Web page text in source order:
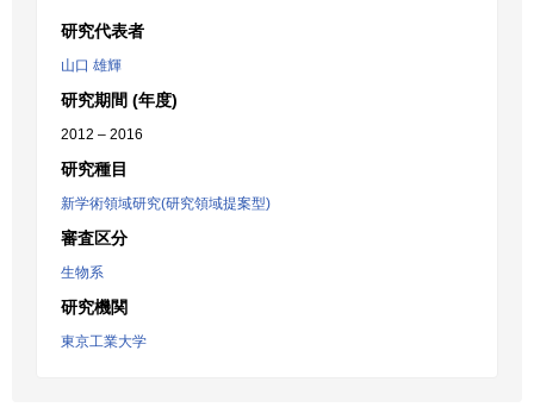
研究代表者
山口 雄輝
研究期間 (年度)
2012 – 2016
研究種目
新学術領域研究(研究領域提案型)
審査区分
生物系
研究機関
東京工業大学